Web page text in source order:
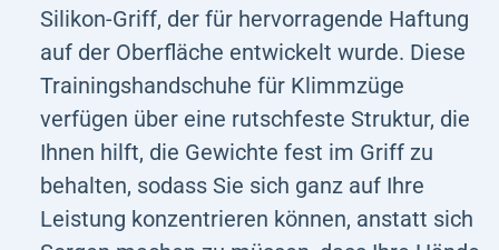
Silikon-Griff, der für hervorragende Haftung
auf der Oberfläche entwickelt wurde. Diese
Trainingshandschuhe für Klimmzüge
verfügen über eine rutschfeste Struktur, die
Ihnen hilft, die Gewichte fest im Griff zu
behalten, sodass Sie sich ganz auf Ihre
Leistung konzentrieren können, anstatt sich